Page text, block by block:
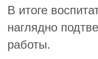
В итоге
наглядно
работы.